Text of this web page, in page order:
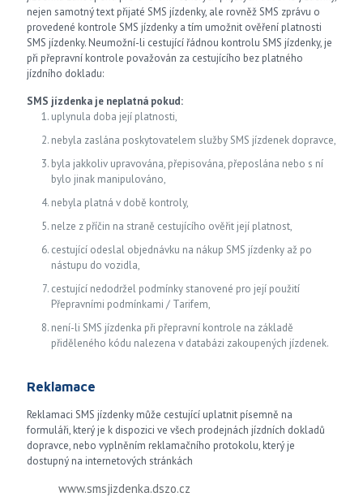
nejen samotný text přijaté SMS jízdenky, ale rovněž SMS zprávu o
provedené kontrole SMS jízdenky a tím umožnit ověření platnosti
SMS jízdenky. Neumožní-li cestující řádnou kontrolu SMS jízdenky, je
při přepravní kontrole považován za cestujícího bez platného
jízdního dokladu:
SMS jízdenka je neplatná pokud:
uplynula doba její platnosti,
nebyla zaslána poskytovatelem služby SMS jízdenek dopravce,
byla jakkoliv upravována, přepisována, přeposlána nebo s ní
bylo jinak manipulováno,
nebyla platná v době kontroly,
nelze z příčin na straně cestujícího ověřit její platnost,
cestující odeslal objednávku na nákup SMS jízdenky až po
nástupu do vozidla,
cestující nedodržel podmínky stanovené pro její použití
Přepravními podmínkami / Tarifem,
není-li SMS jízdenka při přepravní kontrole na základě
přiděleného kódu nalezena v databázi zakoupených jízdenek.
Reklamace
Reklamaci SMS jízdenky může cestující uplatnit písemně na
formuláři, který je k dispozici ve všech prodejnách jízdních dokladů
dopravce, nebo vyplněním reklamačního protokolu, který je
dostupný na internetových stránkách
www.smsjizdenka.dszo.cz